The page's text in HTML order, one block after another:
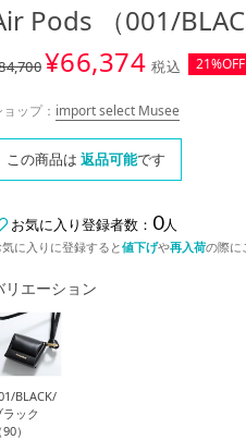
Pods （001/
¥66,374 税込 21%OFF
ョップ： import select Musee
この商品は 返品可能です
お気に入り登録者数： 0人
気に入りに登録すると値下げや再入荷の際に
リエーション
BLACK/
ラック
（90）